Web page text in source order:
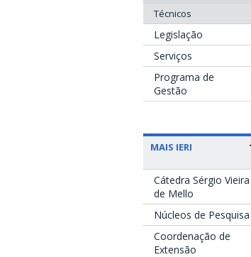
Técnicos
Legislação
Serviços
Programa de
Gestão
MAIS IERI
Cátedra Sérgio Vieira
de Mello
Núcleos de Pesquisa
Coordenação de
Extensão